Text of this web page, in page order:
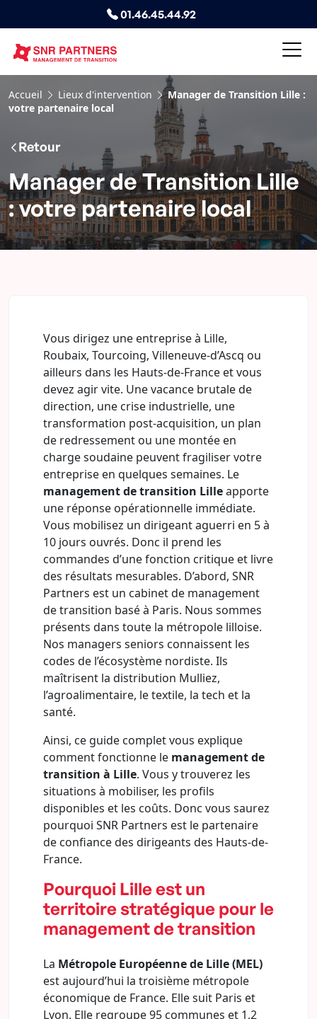
01.46.45.44.92
Accueil Lieux d'intervention
Manager de Transition Lille :
votre partenaire local
Retour
Manager de Transition Lille
: votre partenaire local
Vous dirigez une entreprise à Lille,
Roubaix, Tourcoing, Villeneuve-d’Ascq ou
ailleurs dans les Hauts-de-France et vous
devez agir vite. Une vacance brutale de
direction, une crise industrielle, une
transformation post-acquisition, un plan
de redressement ou une montée en
charge soudaine peuvent fragiliser votre
entreprise en quelques semaines. Le
management de transition Lilleapporte
une réponse opérationnelle immédiate.
Vous mobilisez un dirigeant aguerri en 5 à
10 jours ouvrés. Donc il prend les
commandes d’une fonction critique et livre
des résultats mesurables. D’abord, SNR
Partners est un cabinet de management
de transition basé à Paris. Nous sommes
présents dans toute la métropole lilloise.
Nos managers seniors connaissent les
codes de l’écosystème nordiste. Ils
maîtrisent la distribution Mulliez,
l’agroalimentaire, le textile, la tech et la
santé.
Ainsi, ce guide complet vous explique
comment fonctionne le management de
transition à Lille. Vous y trouverez les
situations à mobiliser, les profils
disponibles et les coûts. Donc vous saurez
pourquoi SNR Partners est le partenaire
de confiance des dirigeants des Hauts-de-
France.
Pourquoi Lille est un
territoire stratégique pour le
management de transition
La Métropole Européenne de Lille (MEL)
est aujourd’hui la troisième métropole
économique de France. Elle suit Paris et
Lyon. Elle regroupe 95 communes et 1,2